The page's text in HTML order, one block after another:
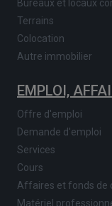
Bureaux et locaux
Terrains
Colocation
Autre immobilier
EMPLOI,
Offre d'emploi
Demande d'emploi
Services
Cours
Affaires et fonds de
Matériel